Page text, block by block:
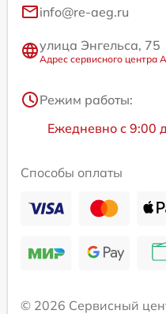
info@re-aeg.ru
улица Энгельса, 75
Адрес сервисного центра
Режим работы:
Ежедневно с 9:00
Способы оплаты
© 2026 Сервисный